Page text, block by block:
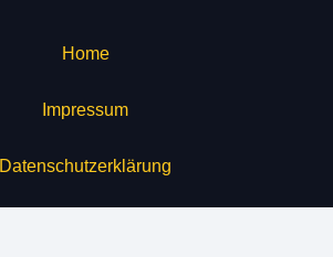
Home
Impressum
Datenschutzerklärung